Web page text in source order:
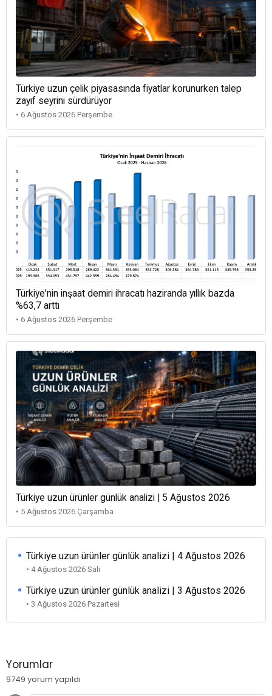
Türkiye uzun çelik piyasasında fiyatlar korunurken talep
zayıf seyrini sürdürüyor
• 6 Ağustos 2026 Perşembe
Türkiye'nin inşaat demiri ihracatı haziranda yıllık bazda
%63,7 arttı
• 6 Ağustos 2026 Perşembe
Türkiye uzun ürünler günlük analizi | 5 Ağustos 2026
• 5 Ağustos 2026 Çarşamba
Türkiye uzun ürünler günlük analizi | 4 Ağustos 2026
• 4 Ağustos 2026 Salı
Türkiye uzun ürünler günlük analizi | 3 Ağustos 2026
• 3 Ağustos 2026 Pazartesi
Yorumlar
9749 yorum yapıldı